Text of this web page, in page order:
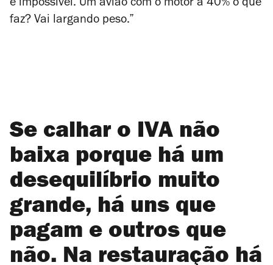
é impossível. Um avião com o motor a 40% o que
faz? Vai largando peso.”
Se calhar o IVA não
baixa porque há um
desequilíbrio muito
grande, há uns que
pagam e outros que
não. Na restauração há